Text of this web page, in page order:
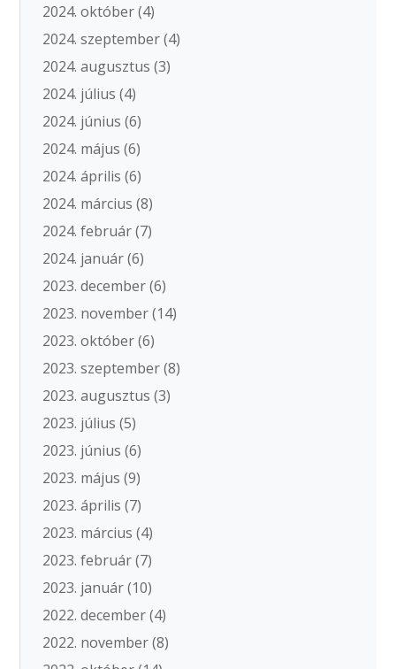
2024. október(4)
2024. szeptember(4)
2024. augusztus (3)
2024. július (4)
2024. június (6)
2024. május (6)
2024. április (6)
2024. március (8)
2024. február(7)
2024. január(6)
2023. december(6)
2023. november(14)
2023. október(6)
2023. szeptember(8)
2023. augusztus (3)
2023. július (5)
2023. június (6)
2023. május (9)
2023. április (7)
2023. március (4)
2023. február(7)
2023. január(10)
2022. december(4)
2022. november(8)